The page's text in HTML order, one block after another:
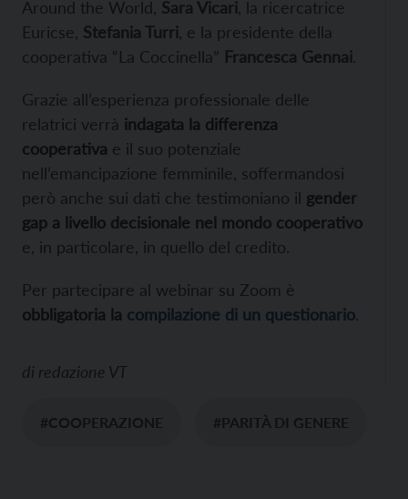
Around the World, Sara Vicari , la ricercatrice
Euricse, Stefania Turri , e la presidente della
cooperativa “La Coccinella” Francesca Gennai.
Grazie all’esperienza professionale delle
relatrici verrà indagata la differenza
cooperativa e il suo potenziale
nell’emancipazione femminile, soffermandosi
però anche sui dati che testimoniano il gender
gap a livello decisionale nel mondo cooperativo
e, in particolare, in quello del credito.
Per partecipare al webinar su Zoom è
obbligatoria la compilazione di un questionario.
di redazione VT
#COOPERAZIONE #PARITÀ DI GENERE